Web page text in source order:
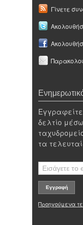
Γίνετε
Εγγραφείτε
δελτίο
τα
Προηγούμενα